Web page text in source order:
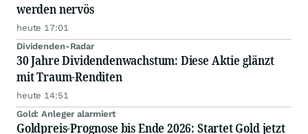
werden nervös
heute 17:01
Dividenden-Radar
30 Jahre Dividendenwachstum: Diese Aktie glänzt
mit Traum-Renditen
heute 14:51
Gold: Anleger alarmiert
Goldpreis-Prognose bis Ende 2026: Startet Gold jetzt